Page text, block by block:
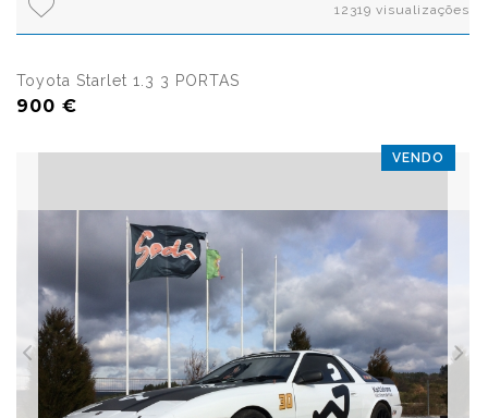
12319 visualizações
Toyota Starlet 1.3 3 PORTAS
900 €
VENDO